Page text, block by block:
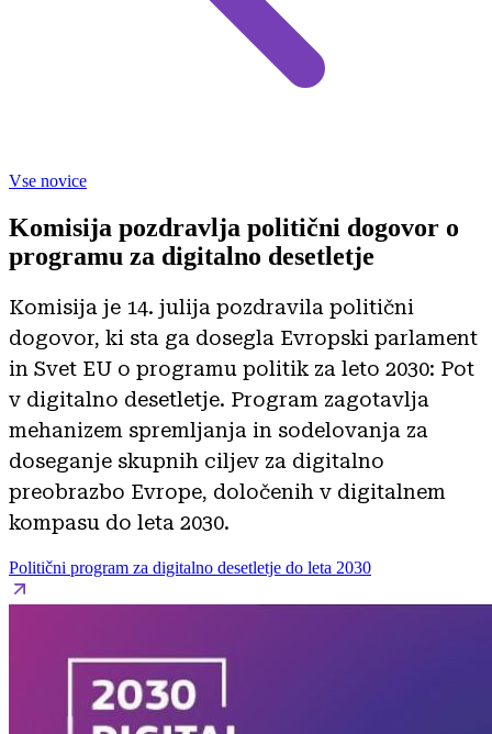
Vse novice
Komisija pozdravlja politični dogovor o
programu za digitalno desetletje
Komisija je 14. julija pozdravila politični
dogovor, ki sta ga dosegla Evropski parlament
in Svet EU o programu politik za leto 2030: Pot
v digitalno desetletje. Program zagotavlja
mehanizem spremljanja in sodelovanja za
doseganje skupnih ciljev za digitalno
preobrazbo Evrope, določenih v digitalnem
kompasu do leta 2030.
Politični program za digitalno desetletje do leta 2030